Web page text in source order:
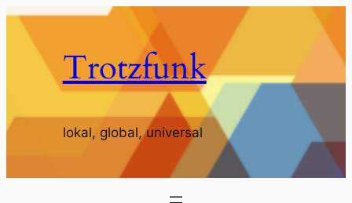
Trotzfunk
lokal, global, universal